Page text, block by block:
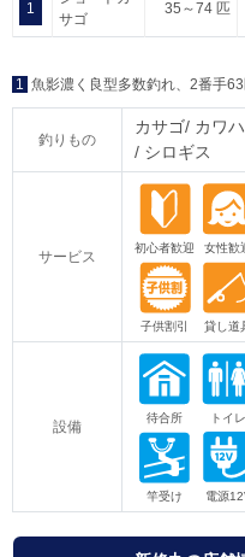
1
サゴ
35～74 匹
1 魚影濃く良型多数釣れ、2番手63
釣りもの
カサゴ カワ
シロギス
サービス
設備